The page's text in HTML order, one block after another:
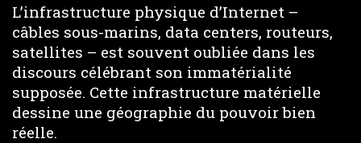
L’infrastructure physique d’Internet –
câbles sous-marins, data centers, routeurs,
satellites – est souvent oubliée dans les
discours célébrant son immatérialité
supposée. Cette infrastructure matérielle
dessine une géographie du pouvoir bien
réelle.